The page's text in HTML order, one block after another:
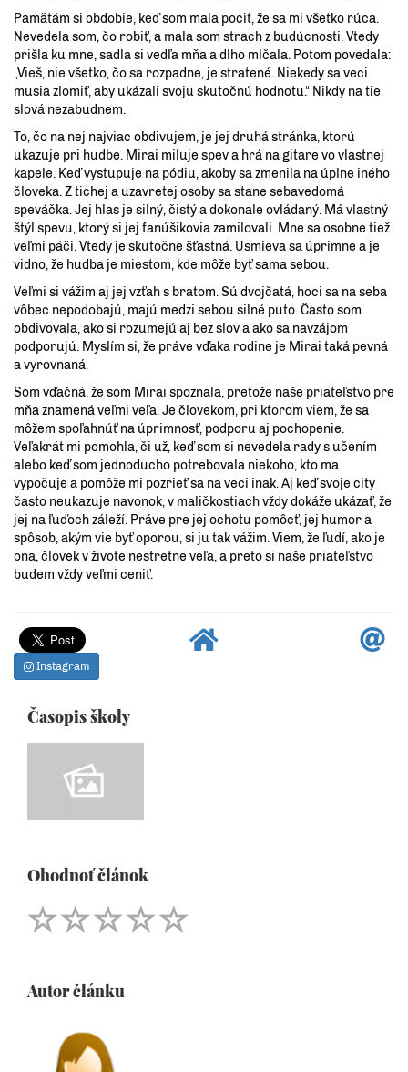
Pamätám si obdobie, keď som mala pocit, že sa mi všetko rúca.
Nevedela som, čo robiť, a mala som strach z budúcnosti. Vtedy
prišla ku mne, sadla si vedľa mňa a dlho mlčala. Potom povedala:
„Vieš, nie všetko, čo sa rozpadne, je stratené. Niekedy sa veci
musia zlomiť, aby ukázali svoju skutočnú hodnotu.“ Nikdy na tie
slová nezabudnem.
To, čo na nej najviac obdivujem, je jej druhá stránka, ktorú
ukazuje pri hudbe. Mirai miluje spev a hrá na gitare vo vlastnej
kapele. Keď vystupuje na pódiu, akoby sa zmenila na úplne iného
človeka. Z tichej a uzavretej osoby sa stane sebavedomá
speváčka. Jej hlas je silný, čistý a dokonale ovládaný. Má vlastný
štýl spevu, ktorý si jej fanúšikovia zamilovali. Mne sa osobne tiež
veľmi páči. Vtedy je skutočne šťastná. Usmieva sa úprimne a je
vidno, že hudba je miestom, kde môže byť sama sebou.
Veľmi si vážim aj jej vzťah s bratom. Sú dvojčatá, hoci sa na seba
vôbec nepodobajú, majú medzi sebou silné puto. Často som
obdivovala, ako si rozumejú aj bez slov a ako sa navzájom
podporujú. Myslím si, že práve vďaka rodine je Mirai taká pevná
a vyrovnaná.
Som vďačná, že som Mirai spoznala, pretože naše priateľstvo pre
mňa znamená veľmi veľa. Je človekom, pri ktorom viem, že sa
môžem spoľahnúť na úprimnosť, podporu aj pochopenie.
Veľakrát mi pomohla, či už, keď som si nevedela rady s učením
alebo keď som jednoducho potrebovala niekoho, kto ma
vypočuje a pomôže mi pozrieť sa na veci inak. Aj keď svoje city
často neukazuje navonok, v maličkostiach vždy dokáže ukázať, že
jej na ľuďoch záleží. Práve pre jej ochotu pomôcť, jej humor a
spôsob, akým vie byť oporou, si ju tak vážim. Viem, že ľudí, ako je
ona, človek v živote nestretne veľa, a preto si naše priateľstvo
budem vždy veľmi ceniť.
Instagram
Časopis školy
Ohodnoť článok
Autor článku